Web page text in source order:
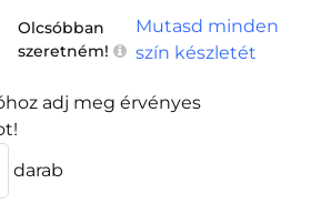
Olcsóbban
szeretném!
Mutasd minden
szín készletét
adj meg érvényes
darab